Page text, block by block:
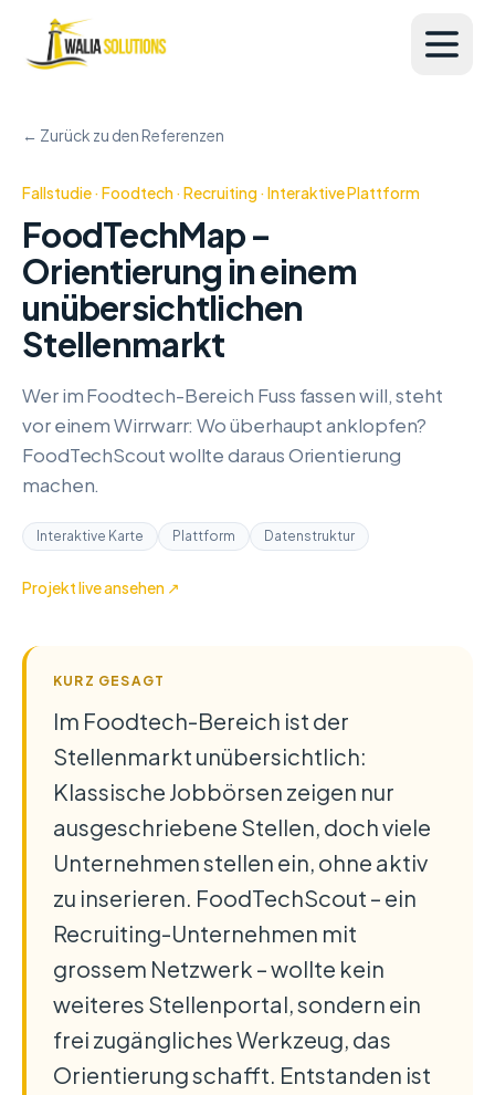
← Zurück zu den Referenzen
Fallstudie · Foodtech · Recruiting · Interaktive Plattform
FoodTechMap –
Orientierung in einem
unübersichtlichen
Stellenmarkt
Wer im Foodtech-Bereich Fuss fassen will, steht
vor einem Wirrwarr: Wo überhaupt anklopfen?
FoodTechScout wollte daraus Orientierung
machen.
Interaktive Karte Plattform Datenstruktur
Projekt live ansehen ↗
KURZ GESAGT
Im Foodtech-Bereich ist der
Stellenmarkt unübersichtlich:
Klassische Jobbörsen zeigen nur
ausgeschriebene Stellen, doch viele
Unternehmen stellen ein, ohne aktiv
zu inserieren. FoodTechScout – ein
Recruiting-Unternehmen mit
grossem Netzwerk – wollte kein
weiteres Stellenportal, sondern ein
frei zugängliches Werkzeug, das
Orientierung schafft. Entstanden ist